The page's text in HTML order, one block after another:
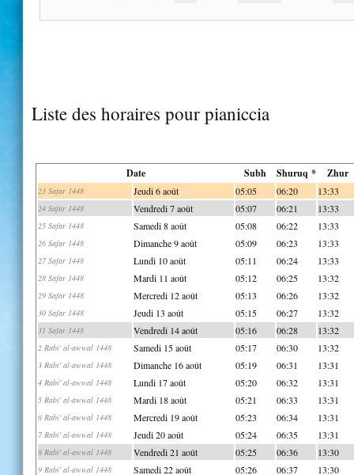
Liste des horaires pour pianiccia
Date Subh Shuruq * Zhur
23 Safar 1448 Jeudi 6 août 05:05 06:20 13:33
24 Safar 1448 Vendredi 7 août 05:07 06:21 13:33
25 Safar 1448 Samedi 8 août 05:08 06:22 13:33
26 Safar 1448 Dimanche 9 août 05:09 06:23 13:33
27 Safar 1448 Lundi 10 août 05:11 06:24 13:33
28 Safar 1448 Mardi 11 août 05:12 06:25 13:32
29 Safar 1448 Mercredi 12 août 05:13 06:26 13:32
30 Safar 1448 Jeudi 13 août 05:15 06:27 13:32
31 Safar 1448 Vendredi 14 août 05:16 06:28 13:32
2 Rabi' al-awwal 1448 Samedi 15 août 05:17 06:30 13:32
3 Rabi' al-awwal 1448 Dimanche 16 août 05:19 06:31 13:31
4 Rabi' al-awwal 1448 Lundi 17 août 05:20 06:32 13:31
5 Rabi' al-awwal 1448 Mardi 18 août 05:21 06:33 13:31
6 Rabi' al-awwal 1448 Mercredi 19 août 05:23 06:34 13:31
7 Rabi' al-awwal 1448 Jeudi 20 août 05:24 06:35 13:31
8 Rabi' al-awwal 1448 Vendredi 21 août 05:25 06:36 13:30
9 Rabi' al-awwal 1448 Samedi 22 août 05:26 06:37 13:30